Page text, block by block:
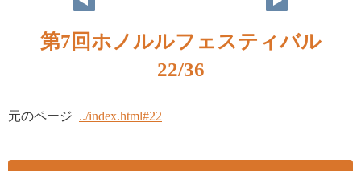
第7回ホノルルフェスティバル
22/36
元のページ ../index.html#22